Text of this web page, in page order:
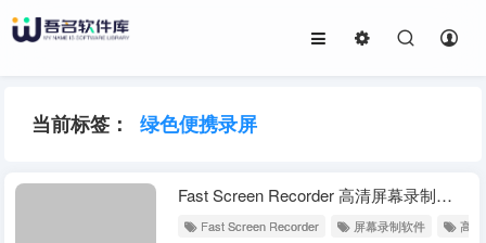
当前标签： 绿色便携录屏
Fast Screen Recorder 高清屏幕录制软件 v2.1.0.19 多语绿色便携版
Fast Screen Recorder 屏幕录制软件 高